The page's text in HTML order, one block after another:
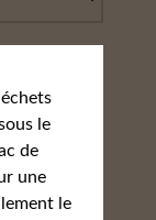
le
de
une
le